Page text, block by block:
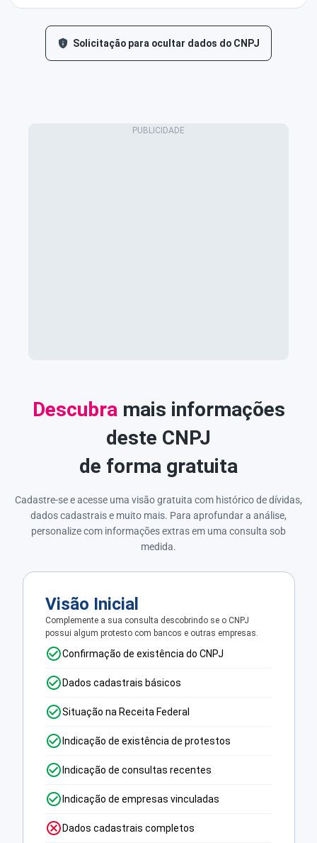
Solicitação para ocultar dados do CNPJ
Descubra mais informações
deste CNPJ
de forma gratuita
Cadastre-se e acesse uma visão gratuita com histórico de dívidas,
dados cadastrais e muito mais. Para aprofundar a análise,
personalize com informações extras em uma consulta sob
medida.
Visão Inicial
Complemente a sua consulta descobrindo se o CNPJ
possui algum protesto com bancos e outras empresas.
Confirmação de existência do CNPJ
Dados cadastrais básicos
Situação na Receita Federal
Indicação de existência de protestos
Indicação de consultas recentes
Indicação de empresas vinculadas
Dados cadastrais completos